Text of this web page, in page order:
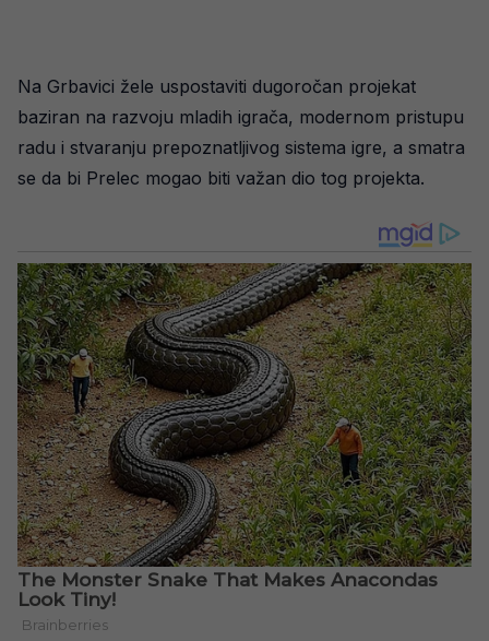
Na Grbavici žele uspostaviti dugoročan projekat
baziran na razvoju mladih igrača, modernom pristupu
radu i stvaranju prepoznatljivog sistema igre, a smatra
se da bi Prelec mogao biti važan dio tog projekta.